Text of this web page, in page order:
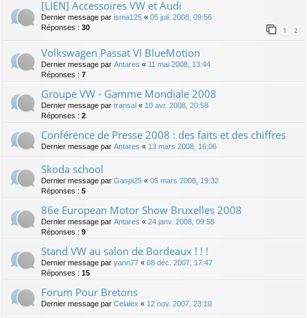
[LIEN] Accessoires VW et Audi
Dernier message par isma125 « 05 juil. 2008, 09:56
Réponses : 30 1 2
Volkswagen Passat VI BlueMotion
Dernier message par Antares « 11 mai 2008, 13:44
Réponses : 7
Groupe VW - Gamme Mondiale 2008
Dernier message par transal « 10 avr. 2008, 20:58
Réponses : 2
Conférence de Presse 2008 : des faits et des chiffres
Dernier message par Antares « 13 mars 2008, 16:06
Skoda school
Dernier message par Gaspi25 « 05 mars 2008, 19:32
Réponses : 5
86e European Motor Show Bruxelles 2008
Dernier message par Antares « 24 janv. 2008, 09:58
Réponses : 9
Stand VW au salon de Bordeaux ! ! !
Dernier message par yann77 « 08 déc. 2007, 17:47
Réponses : 15
Forum Pour Bretons
Dernier message par Celalex « 12 nov. 2007, 23:10